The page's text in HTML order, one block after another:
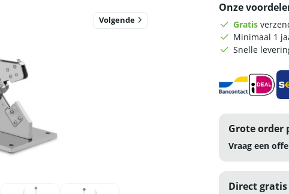
Volgende
aantal
Onze
Gratis
Minimaal 1
Snelle
Grote order
Vraag een
Direct